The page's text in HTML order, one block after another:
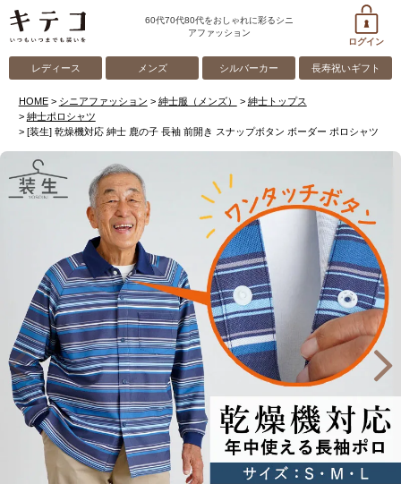
60代70代80代をおしゃれに彩るシニ
アファッション
ログイン
レディース メンズ シルバーカー 長寿祝いギフト
HOME シニアファッション 紳士服（メンズ）
紳士トップス
紳士ポロシャツ
[装生] 乾燥機対応 紳士 鹿の子 長袖 前開き スナップボタン ボーダー ポロシャツ